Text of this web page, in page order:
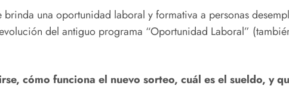
una oportunidad laboral y formativa a personas
del antiguo programa “Oportunidad Laboral”
cómo funciona el nuevo sorteo, cuál es el sueldo, y